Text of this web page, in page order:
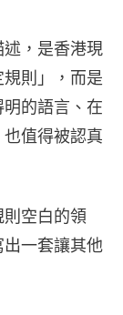
，是香港現
則」，而是
的語言、在
值得被認真
空白的領
一套讓其他